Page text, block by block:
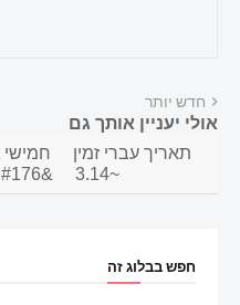
חדש יותר
אולי יעניין אותך גם
תאריך עברי זמין חמישי 6 באוגוסט 2026
~3.14
&#176;C 29 מעונן חלקית
חפש בבלוג זה